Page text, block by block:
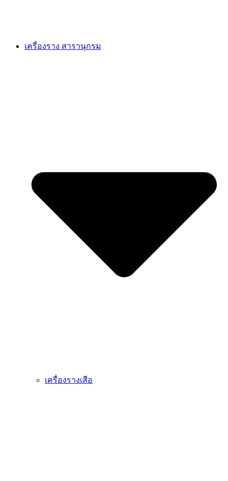
เครื่องราง สารานุกรม
เครื่องรางเสือ